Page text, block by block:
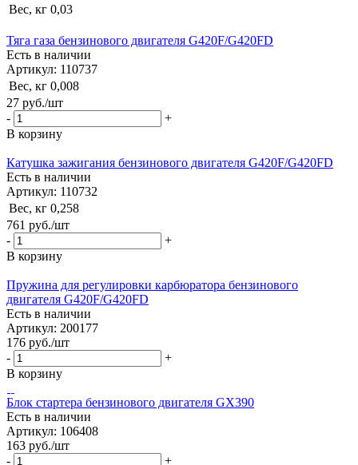
Вес, кг 0,03
Тяга газа бензинового двигателя G420F/G420FD
Есть в наличии
Артикул: 110737
Вес, кг 0,008
27 руб./шт
-
+
В корзину
Катушка зажигания бензинового двигателя G420F/G420FD
Есть в наличии
Артикул: 110732
Вес, кг 0,258
761 руб./шт
-
+
В корзину
Пружина для регулировки карбюратора бензинового
двигателя G420F/G420FD
Есть в наличии
Артикул: 200177
176 руб./шт
-
+
В корзину
Блок стартера бензинового двигателя GX390
Есть в наличии
Артикул: 106408
163 руб./шт
-
+